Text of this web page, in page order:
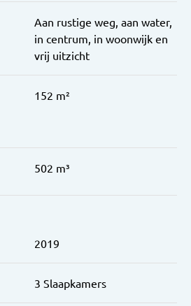
Aan rustige weg, aan water,
in centrum, in woonwijk en
vrij uitzicht
152 m²
502 m³
2019
3 Slaapkamers